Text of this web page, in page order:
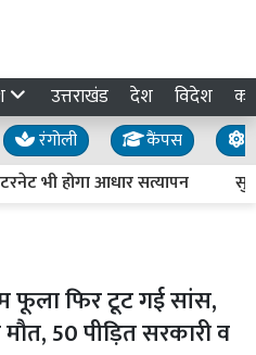
उत्तराखंड देश विदेश
रंगोली कैंपस
भी होगा आधार सत्यापन
फूला फिर टूट गई सांस,
50 पीड़ित सरकारी व